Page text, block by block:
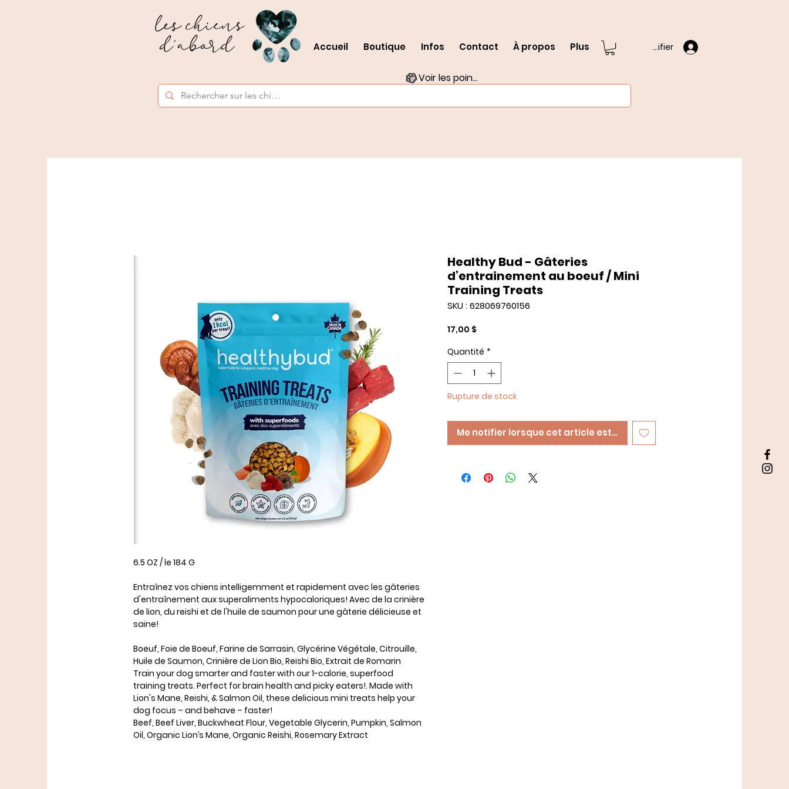
Accueil Boutique Infos Contact À propos Plus
Voir les points
S'identifier
6.5 OZ / le 184 G
Entraînez vos chiens intelligemment et rapidement avec les gâteries
d'entraînement aux superaliments hypocaloriques! Avec de la crinière
de lion, du reishi et de l'huile de saumon pour une gâterie délicieuse et
saine!
Boeuf, Foie de Boeuf, Farine de Sarrasin, Glycérine Végétale, Citrouille,
Huile de Saumon, Crinière de Lion Bio, Reishi Bio, Extrait de Romarin
Train your dog smarter and faster with our 1-calorie, superfood
training treats. Perfect for brain health and picky eaters!. Made with
Lion's Mane, Reishi, & Salmon Oil, these delicious mini treats help your
dog focus – and behave – faster!
Beef, Beef Liver, Buckwheat Flour, Vegetable Glycerin, Pumpkin, Salmon
Oil, Organic Lion’s Mane, Organic Reishi, Rosemary Extract
Healthy Bud - Gâteries
d’entrainement au boeuf / Mini
Training Treats
SKU : 628069760156
17,00 $
Quantité *
Rupture de stock
Me notifier lorsque cet article est disponible